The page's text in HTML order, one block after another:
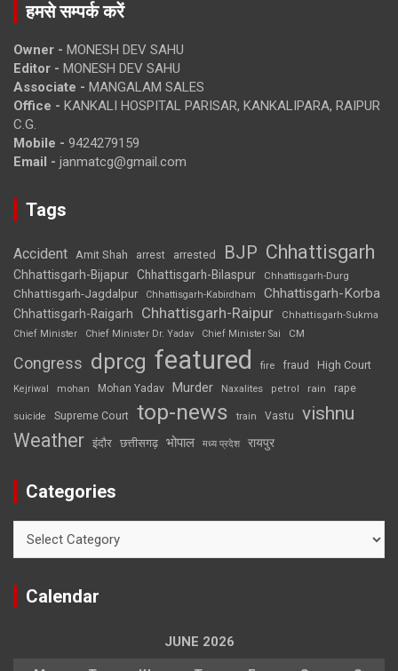
हमसे सम्पर्क करें
Owner - MONESH DEV SAHU
Editor - MONESH DEV SAHU
Associate - MANGALAM SALES
Office - KANKALI HOSPITAL PARISAR, KANKALIPARA, RAIPUR
C.G.
Mobile - 9424279159
Email - janmatcg@gmail.com
Tags
Accident Amit Shah arrest arrested BJP Chhattisgarh
Chhattisgarh-Bijapur Chhattisgarh-Bilaspur Chhattisgarh-Durg
Chhattisgarh-Jagdalpur Chhattisgarh-Kabirdham Chhattisgarh-Korba
Chhattisgarh-Raigarh Chhattisgarh-Raipur
Chhattisgarh-Sukma
Chief Minister
Chief Minister Dr. Yadav Chief Minister Sai CM
Congress dprcg featured fire fraud High Court
Kejriwal mohan Mohan Yadav Murder Naxalites petrol rain rape
suicide Supreme Court top-news train Vastu vishnu
Weather इंदौर छत्तीसगढ़ भोपाल मध्य प्रदेश रायपुर
Categories
Calendar
JUNE 2026